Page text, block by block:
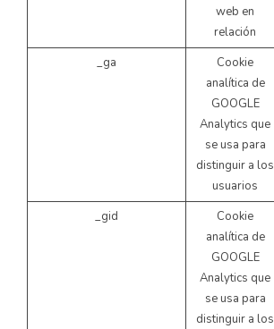
web en
relación
_ga
Cookie
analítica de
GOOGLE
Analytics que
se usa para
distinguir a los
usuarios
_gid
Cookie
analítica de
GOOGLE
Analytics que
se usa para
distinguir a los